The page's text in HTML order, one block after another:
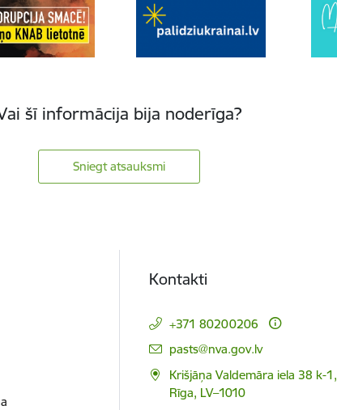
šī informācija bija noderīga?
Sniegt atsauksmi
Kontakti
+371 80200206
E-pasts:
pasts@nva.gov.lv
Krišjāņa Valdemāra iela 38 k-1,
Rīga, LV–1010